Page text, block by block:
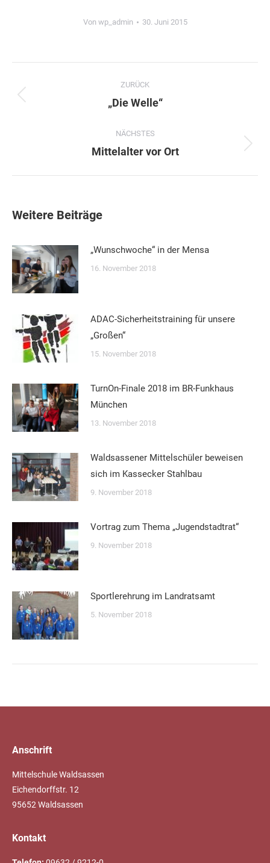
Von wp_admin 30. Juni 2015
ZURÜCK
Vorheriger
„Die Welle“
NÄCHSTES
Nächster
Mittelalter vor Ort
Weitere Beiträge
„Wunschwoche“ in der Mensa
16. November 2018
ADAC-Sicherheitstraining für unsere
„Großen“
15. November 2018
TurnOn-Finale 2018 im BR-Funkhaus
München
13. November 2018
Waldsassener Mittelschüler beweisen
sich im Kassecker Stahlbau
9. November 2018
Vortrag zum Thema „Jugendstadtrat“
9. November 2018
Sportlerehrung im Landratsamt
5. November 2018
Anschrift
Mittelschule Waldsassen
Eichendorffstr. 12
95652 Waldsassen
Kontakt